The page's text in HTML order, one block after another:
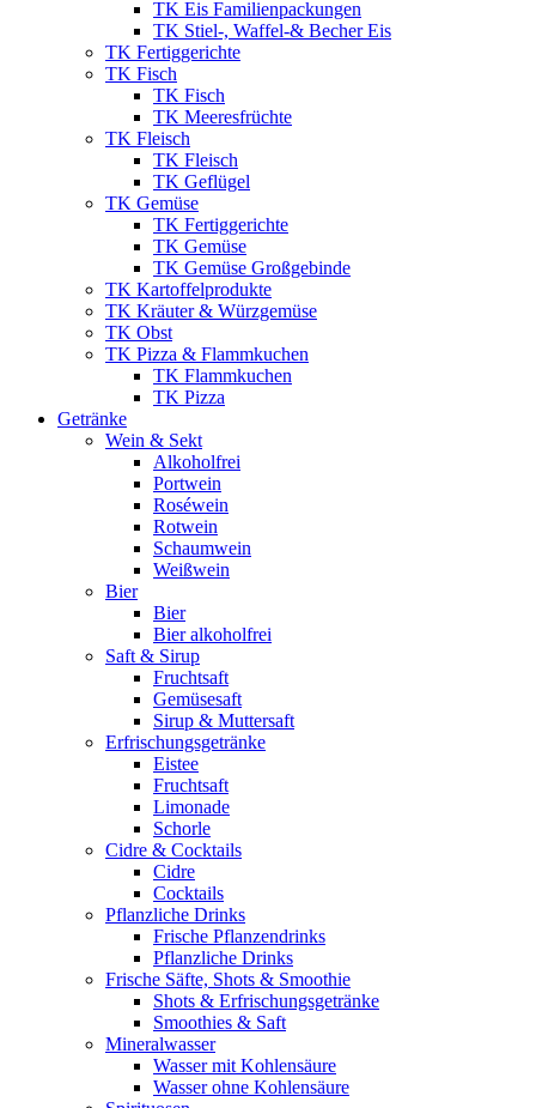
TK Eis Familienpackungen
TK Stiel-, Waffel-& Becher Eis
TK Fertiggerichte
TK Fisch
TK Fisch
TK Meeresfrüchte
TK Fleisch
TK Fleisch
TK Geflügel
TK Gemüse
TK Fertiggerichte
TK Gemüse
TK Gemüse Großgebinde
TK Kartoffelprodukte
TK Kräuter & Würzgemüse
TK Obst
TK Pizza & Flammkuchen
TK Flammkuchen
TK Pizza
Getränke
Wein & Sekt
Alkoholfrei
Portwein
Roséwein
Rotwein
Schaumwein
Weißwein
Bier
Bier
Bier alkoholfrei
Saft & Sirup
Fruchtsaft
Gemüsesaft
Sirup & Muttersaft
Erfrischungsgetränke
Eistee
Fruchtsaft
Limonade
Schorle
Cidre & Cocktails
Cidre
Cocktails
Pflanzliche Drinks
Frische Pflanzendrinks
Pflanzliche Drinks
Frische Säfte, Shots & Smoothie
Shots & Erfrischungsgetränke
Smoothies & Saft
Mineralwasser
Wasser mit Kohlensäure
Wasser ohne Kohlensäure